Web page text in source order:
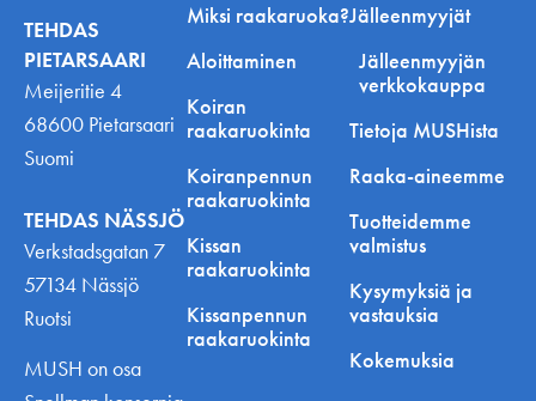
TEHDAS
PIETARSAARI
Meijeritie 4
68600 Pietarsaari
Suomi
TEHDAS NÄSSJÖ
Verkstadsgatan 7
57134 Nässjö
Ruotsi
MUSH on osa
Miksi raakaruoka?
Aloittaminen
Koiran
raakaruokinta
Koiranpennun
raakaruokinta
Kissan
raakaruokinta
Kissanpennun
raakaruokinta
Jälleenmyyjät
Jälleenmyyjän
verkkokauppa
Tietoja MUSHista
Raaka-aineemme
Tuotteidemme
valmistus
Kysymyksiä ja
vastauksia
Kokemuksia